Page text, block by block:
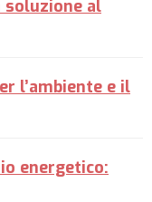
soluzione al
l’ambiente e il
energetico: